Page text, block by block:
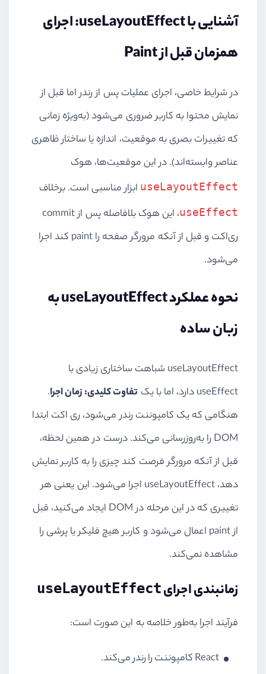
آشنایی با useLayoutEffect: اجرای
همزمان قبل از Paint
در شرایط خاصی، اجرای عملیات پس از رندر اما قبل از
نمایش محتوا به کاربر ضروری می‌شود (به‌ویژه زمانی
که تغییرات بصری به موقعیت، اندازه یا ساختار ظاهری
عناصر وابسته‌اند). در این موقعیت‌ها، هوک
useLayoutEffect ابزار مناسبی است. برخلاف
useEffect
، این هوک بلافاصله پس از commit
ری‌اکت و قبل از آنکه مرورگر صفحه را paint کند اجرا
می‌شود.
نحوه عملکرد useLayoutEffect به
زبان ساده
useLayoutEffect شباهت ساختاری زیادی با
useEffect دارد، اما با یک
تفاوت کلیدی: زمان اجرا.
هنگامی که یک کامپوننت رندر می‌شود، ری‌ اکت ابتدا
DOM را به‌روزرسانی می‌کند. درست در همین لحظه،
قبل از آنکه مرورگر فرصت کند چیزی را به کاربر نمایش
دهد، useLayoutEffect اجرا می‌شود. این یعنی هر
تغییری که در این مرحله در DOM ایجاد می‌کنید، قبل
از paint اعمال می‌شود و کاربر هیچ فلیکر یا پرشی را
مشاهده نمی‌کند.
زمانبندی اجرایuseLayoutEffect
فرآیند اجرا به‌طور خلاصه به این صورت است:
React کامپوننت را رندر می‌کند.